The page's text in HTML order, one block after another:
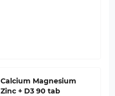
Calcium Magnesium
Zinc + D3 90 tab